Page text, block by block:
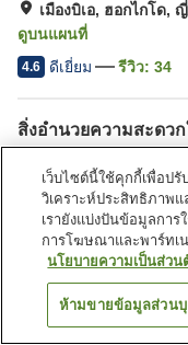
เมืองบิเอ, ฮอกไกโด,
ดูบนแผนที่
4.6 ดีเยี่ยม รีวิว: 34
สิ่งอำนวยความสะดว
สปา/บิวตี้ซาลอน
หน้าแรก ญี่ปุ่น ฮอกไ
เว็บไซต์นี้ใช้คุกกี้เพื่อป
วิเคราะห์ประสิทธิภาพแ
เรายังแบ่งปันข้อมูลการ
การโฆษณาและพาร์ทเน
นโยบายความเป็นส่วน
ห้ามขายข้อมูลส่วน